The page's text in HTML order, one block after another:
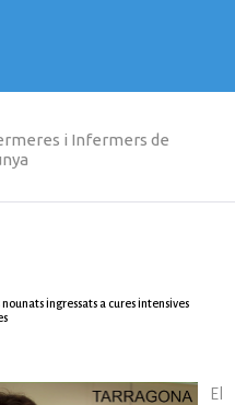
i Infermers de
ingressats a cures intensives
El